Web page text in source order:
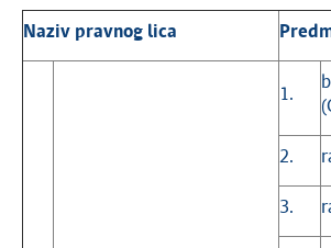
Naziv pravnog lica
1.
2.
3.